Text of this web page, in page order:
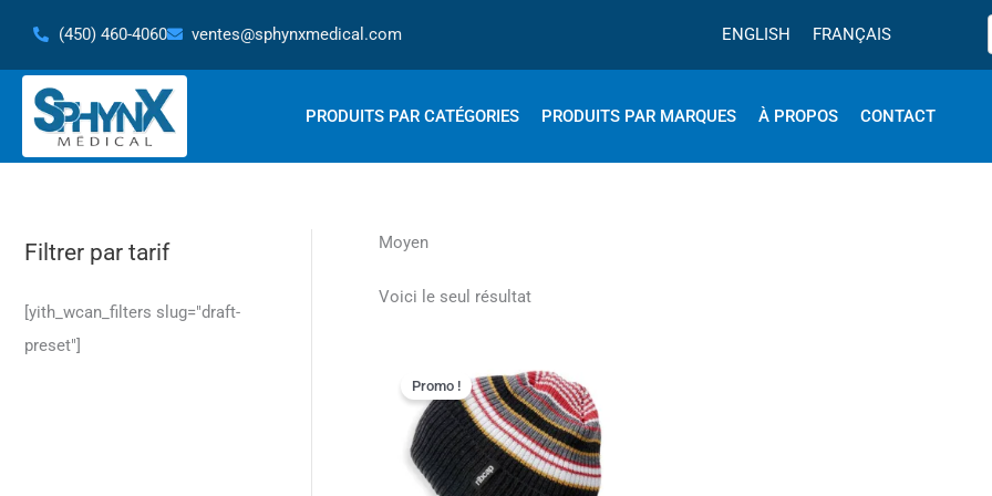
contenu
(450) 460-4060 ventes@sphynxmedical.com ENGLISH FRANÇAIS
PRODUITS PAR CATÉGORIES PRODUITS PAR MARQUES À PROPOS CONTACT
Filtrer par tarif
[yith_wcan_filters slug="draft-
preset"]
Moyen
Voici le seul résultat
Promo !
initial
était :
187.19$.
prix
actuel
est :
166.39$.
produit
a
plusieurs
variations.